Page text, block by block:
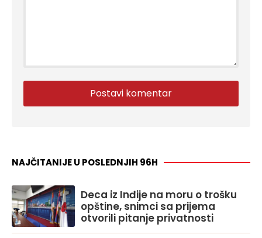
NAJČITANIJE U POSLEDNJIH 96H
Deca iz Inđije na moru o trošku
opštine, snimci sa prijema
otvorili pitanje privatnosti